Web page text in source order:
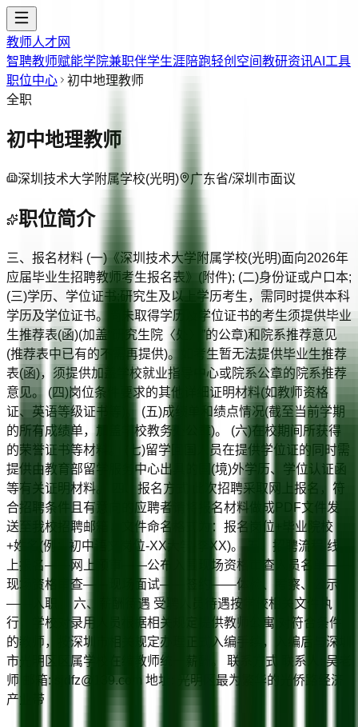
教师人才网
智聘教师赋能学院兼职伴学生涯陪跑轻创空间教研资讯AI工具
职位中心
初中地理教师
全职
初中地理教师
深圳技术大学附属学校(光明) 广东省/深圳市面议
职位简介
三、报名材料 (一)《深圳技术大学附属学校(光明)面向2026年
应届毕业生招聘教师考生报名表》(附件); (二)身份证或户口本;
(三)学历、学位证书;研究生及以上学历考生，需同时提供本科
学历及学位证书。尚未取得学历及学位证书的考生须提供毕业
生推荐表(函)(加盖“研究生院〈处〉”的公章)和院系推荐意见
(推荐表中已有的不需再提供)。如考生暂无法提供毕业生推荐
表(函)，须提供加盖学校就业指导中心或院系公章的院系推荐
意见。 (四)岗位条件要求的其他详细证明材料(如教师资格
证、英语等级证书等)。 (五)成绩单和绩点情况(截至当前学期
的所有成绩单，加盖学校教务处公章)。 (六)在校期间所获得
的荣誉证书等材料。 (七)留学回国人员在提供学位证的同时需
提供由教育部留学服务中心出具的国(境)外学历、学位认证函
等有关证明材料。 四、报名方式 此次招聘采取网上报名，符
合招聘条件且有意向的应聘者请将报名材料做成PDF文件发
送至我校招聘邮箱，文件命名格式为：报名岗位+毕业院校
+姓名(例：初中语文岗位-XX大学-李XX)。 五、招聘流程 线
上报名——网上预审——公布入围现场资格审查人员名单——
现场资格审查——现场面试——签约——体检、考察、公示
——入职。 六、薪酬待遇 受聘人员待遇按学校相关文件执
行，学校对录用人员根据相关规定提供教师公寓;对符合条件
的教师，按深圳市相关规定办理正式入编手续，入编后与深圳
市光明区区属学校在编教师统一薪酬。 联系方式 联系人: 吴老
师 邮箱: sjdfz@139.com 地址: 光明区最为繁华的光侨路经济
产业带